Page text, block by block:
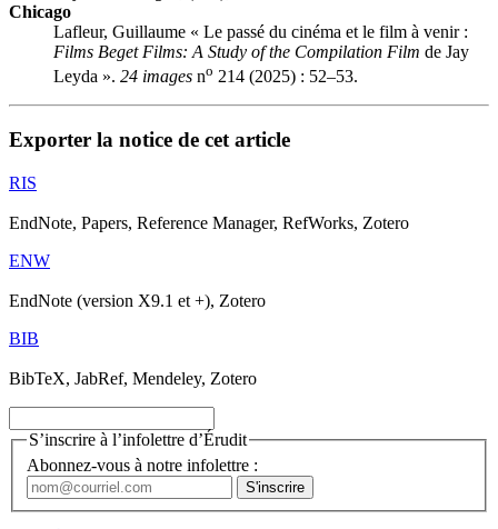
Chicago
Lafleur, Guillaume « Le passé du cinéma et le film à venir :
Films Beget Films: A Study of the Compilation Film de Jay
Leyda ». 24 images no 214 (2025) : 52–53.
Exporter la notice de cet article
RIS
EndNote, Papers, Reference Manager, RefWorks, Zotero
ENW
EndNote (version X9.1 et +), Zotero
BIB
BibTeX, JabRef, Mendeley, Zotero
S’inscrire à l’infolettre d’Érudit
Abonnez-vous à notre infolettre :